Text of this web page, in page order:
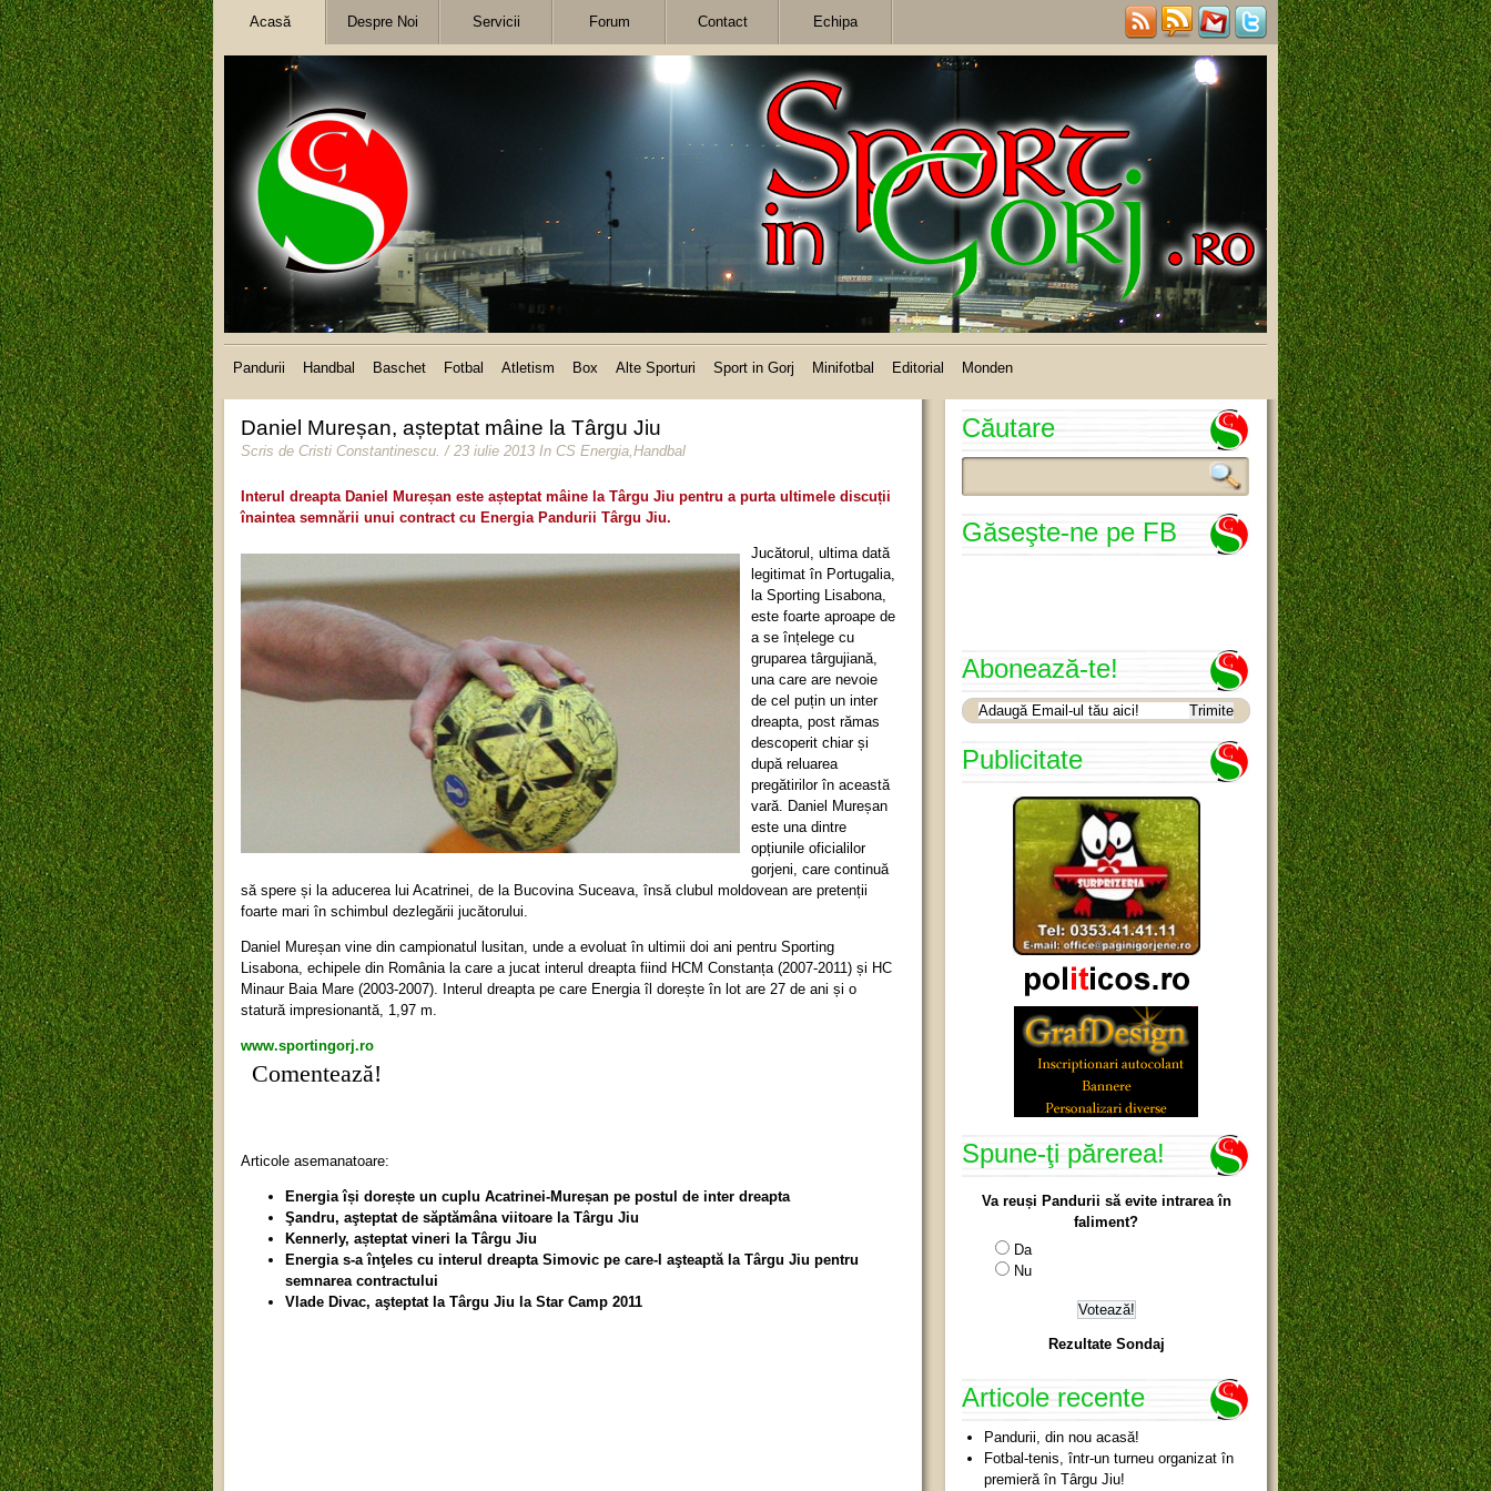
Acasă Despre Noi Servicii Forum Contact Echipa
Pandurii Handbal Baschet Fotbal Atletism Box Alte Sporturi Sport in Gorj Minifotbal Editorial Monden
Daniel Mureșan, așteptat mâine la Târgu Jiu
Scris de Cristi Constantinescu. / 23 iulie 2013 In CS Energia,Handbal
Interul dreapta Daniel Mureșan este așteptat mâine la Târgu Jiu pentru a purta ultimele discuții
înaintea semnării unui contract cu Energia Pandurii Târgu Jiu.
Jucătorul, ultima dată
legitimat în Portugalia,
la Sporting Lisabona,
este foarte aproape de
a se înțelege cu
gruparea târgujiană,
una care are nevoie
de cel puțin un inter
dreapta, post rămas
descoperit chiar și
după reluarea
pregătirilor în această
vară. Daniel Mureșan
este una dintre
opțiunile oficialilor
gorjeni, care continuă
să spere și la aducerea lui Acatrinei, de la Bucovina Suceava, însă clubul moldovean are pretenții
foarte mari în schimbul dezlegării jucătorului.
Daniel Mureșan vine din campionatul lusitan, unde a evoluat în ultimii doi ani pentru Sporting
Lisabona, echipele din România la care a jucat interul dreapta fiind HCM Constanța (2007-2011) și HC
Minaur Baia Mare (2003-2007). Interul dreapta pe care Energia îl dorește în lot are 27 de ani și o
statură impresionantă, 1,97 m.
www.sportingorj.ro
Comentează!
Articole asemanatoare:
Energia își dorește un cuplu Acatrinei-Mureșan pe postul de inter dreapta
Şandru, aşteptat de săptămâna viitoare la Târgu Jiu
Kennerly, așteptat vineri la Târgu Jiu
Energia s-a înţeles cu interul dreapta Simovic pe care-l aşteaptă la Târgu Jiu pentru
semnarea contractului
Vlade Divac, aşteptat la Târgu Jiu la Star Camp 2011
Căutare
Găseşte-ne pe FB
Abonează-te!
Publicitate
Spune-ţi părerea!
Va reuși Pandurii să evite intrarea în
faliment?
Da
Nu
Rezultate Sondaj
Articole recente
Pandurii, din nou acasă!
Fotbal-tenis, într-un turneu organizat în
premieră în Târgu Jiu!